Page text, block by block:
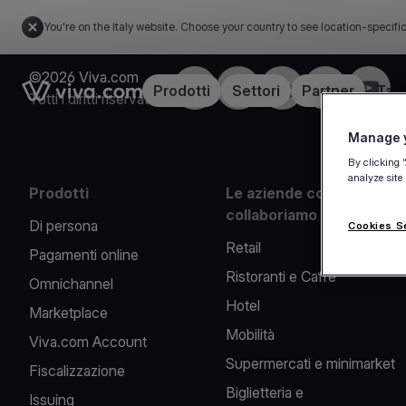
You're on the Italy website. Choose your country to see location-
Link to the homepageProdotti Settori Partner
©2026 Viva.com
Tutti i diritti riservati
Facebook
X LinkedInInstagramYouTube
Prodotti
Di persona
Pagamenti online
Omnichannel
Marketplace
Viva.com Account
Fiscalizzazione
Issuing
Le aziende con cui
collaboriamo
Retail
Ristoranti e Caffè
Hotel
Mobilità
Supermercati e minimarket
Biglietteria e
Manage
By clicking
analyze
Cookies